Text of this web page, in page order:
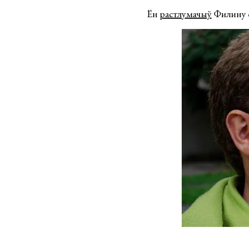
ЁнрастлумачыўФилину